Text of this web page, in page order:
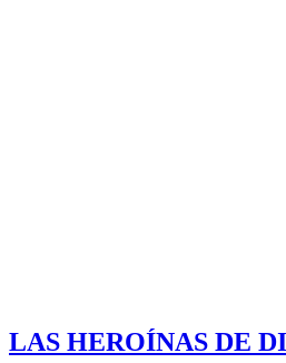
LAS HEROÍNAS DE